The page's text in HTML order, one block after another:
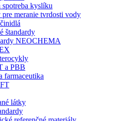
spotreba kyslíku
pre meranie tvrdosti vody
štandardy
NEOCHEMA
a PBB
farmaceutika
látky